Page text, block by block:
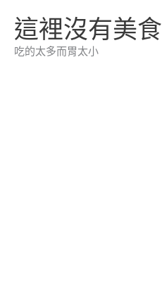
這裡沒有美食
吃的太多而胃太小